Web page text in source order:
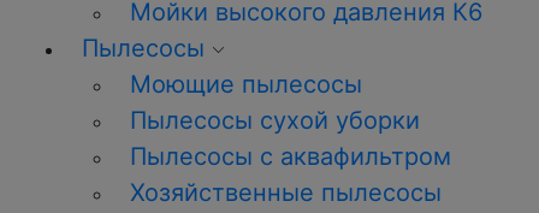
Мойки высокого давления К6
Пылесосы
Моющие пылесосы
Пылесосы сухой уборки
Пылесосы с аквафильтром
Хозяйственные пылесосы